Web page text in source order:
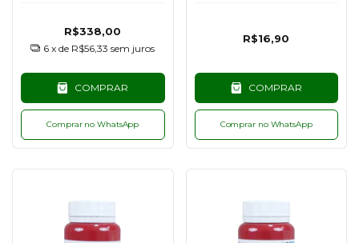
R$338,00
6 x de R$56,33 sem juros
COMPRAR
Comprar no WhatsApp
R$16,90
COMPRAR
Comprar no WhatsApp